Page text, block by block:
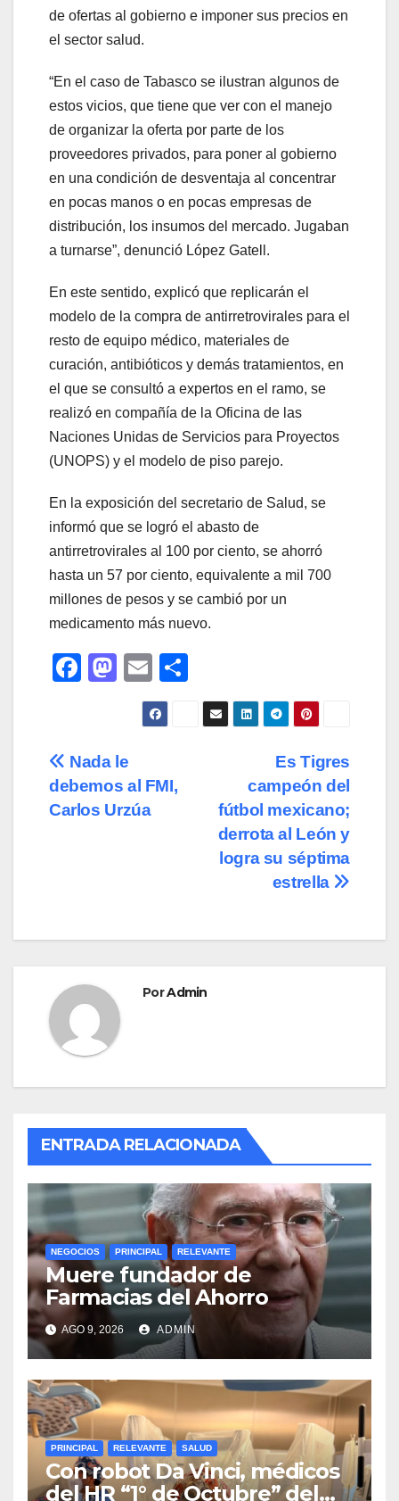
de ofertas al gobierno e imponer sus precios en
el sector salud.
“En el caso de Tabasco se ilustran algunos de
estos vicios, que tiene que ver con el manejo
de organizar la oferta por parte de los
proveedores privados, para poner al gobierno
en una condición de desventaja al concentrar
en pocas manos o en pocas empresas de
distribución, los insumos del mercado. Jugaban
a turnarse”, denunció López Gatell.
En este sentido, explicó que replicarán el
modelo de la compra de antirretrovirales para el
resto de equipo médico, materiales de
curación, antibióticos y demás tratamientos, en
el que se consultó a expertos en el ramo, se
realizó en compañía de la Oficina de las
Naciones Unidas de Servicios para Proyectos
(UNOPS) y el modelo de piso parejo.
En la exposición del secretario de Salud, se
informó que se logró el abasto de
antirretrovirales al 100 por ciento, se ahorró
hasta un 57 por ciento, equivalente a mil 700
millones de pesos y se cambió por un
medicamento más nuevo.
F
e
b
o
M
o
d
o
E
m
ail
o
m
Navegación
de
Es Tigres
campeón del
fútbol mexicano;
derrota al León y
logra su séptima
estrella
Nada le
debemos al FMI,
Carlos Urzúa
PorAdmin
ENTRADA RELACIONADA
NEGOCIOS PRINCIPAL RELEVANTE
Muere fundador de
Farmacias del Ahorro
AGO 9, 2026 ADMIN
PRINCIPAL RELEVANTE SALUD
Con robot Da Vinci, médicos
del HR “1° de Octubre” del